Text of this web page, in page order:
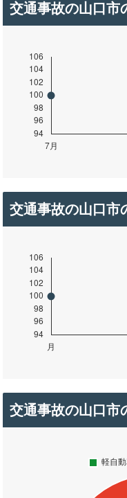
交通事故の山口市
交通事故の山口市
交通事故の山口市